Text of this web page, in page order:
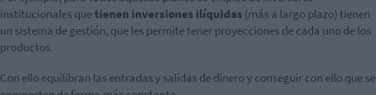
institucionales quetienen inversiones ilíquidas (más a largo plazo) tienen
un sistema de gestión, que les permite tener proyecciones de cada uno de los
productos.
Con ello equilibran las entradas y salidas de dinero y conseguir con ello que se